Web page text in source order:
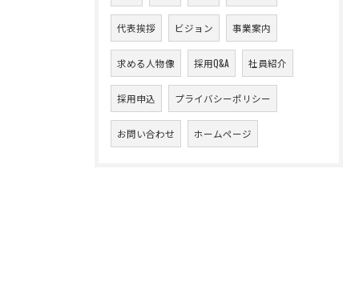
代表挨拶 ビジョン 事業案内
求める人物像 採用Q&A 社員紹介
採用申込 プライバシーポリシー
お問い合わせ ホームページ